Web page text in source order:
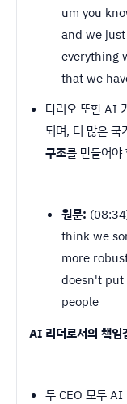
um you
and we
everything
that we
다리오 또한 AI
되며, 더 많은 국
구조를 만들어야
원문:
think we
more
doesn't put
people
AI 리더로서의 책임
두 CEO 모두 AI